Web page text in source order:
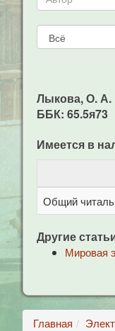
Лыкова, О. А.
ББК: 65.5я73
Имеется в
Общий
Другие
Мировая
Главная